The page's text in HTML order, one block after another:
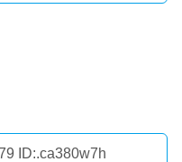
ID:.ca380w7h